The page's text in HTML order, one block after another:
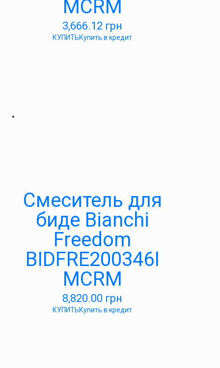
MCRM
3,666.12 грн
КУПИТЬКупить в кредит
Смеситель для
биде Bianchi
Freedom
BIDFRE200346I
MCRM
8,820.00 грн
КУПИТЬКупить в кредит